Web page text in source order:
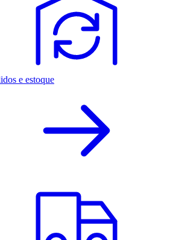
e estoque